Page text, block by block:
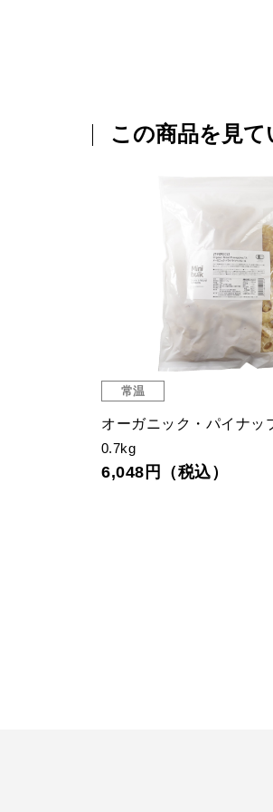
この商品を見
常温
オーガニック・パイナッ
0.7kg
6,048円（税込）